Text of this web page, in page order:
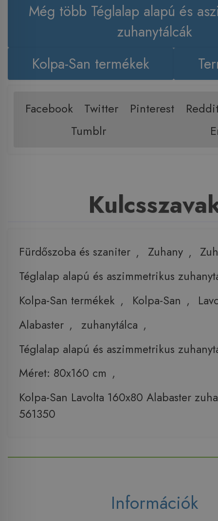
Még több Téglalap alapú és
zuhanytálcák
Kolpa-San termékek
Facebook Twitter Pinterest
Tumblr
Fürdőszoba és szaniter , Zuhany ,
Téglalap alapú és aszimmetrikus
Kolpa-San termékek , Kolpa-San ,
Alabaster , zuhanytálca ,
Téglalap alapú és aszimmetrikus
Méret: 80x160 cm ,
Kolpa-San Lavolta 160x80 Alabaster
561350
Információk